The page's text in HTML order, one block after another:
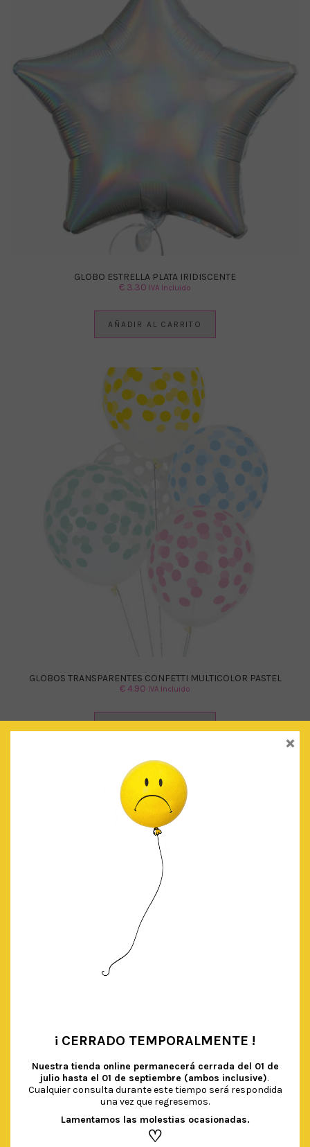
GLOBO ESTRELLA PLATA IRIDISCENTE
€ 3.30 IVA Incluido
AÑADIR AL CARRITO
GLOBOS TRANSPARENTES CONFETTI MULTICOLOR PASTEL
€4.90 IVA Incluido
GLOBO SIRENA XL (96cm)
€6.90 IVA Incluido
¡ CERRADO TEMPORALMENTE !
Nuestra tienda online permanecerá cerrada del 01 de
julio hasta el 01 de septiembre (ambos inclusive).
Cualquier consulta durante este tiempo será respondida
una vez que regresemos.
Lamentamos las molestias ocasionadas.
♡
×